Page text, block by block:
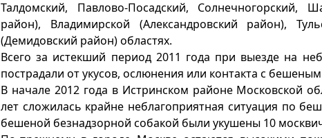
Талдомский, Павлово-Посадский, Солнечногорский,
район), Владимирской (Александровский район),
(Демидовский район) областях.
Всего за истекший период 2011 года при выезде на
пострадали от укусов, ослюнения или контакта с
В начале 2012 года в Истринском районе Московской
лет сложилась крайне неблагоприятная ситуация по
бешеной безнадзорной собакой были укушены 10